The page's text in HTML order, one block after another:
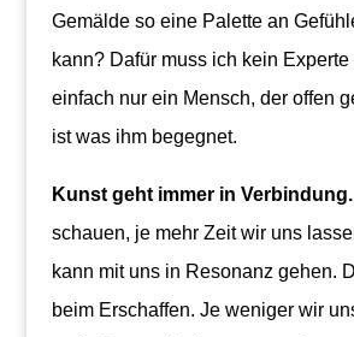
Gemälde so eine Palette an
kann? Dafür muss ich kein
einfach nur ein Mensch, der offen
ist was ihm begegnet.
Kunst geht immer in Verbindung.
schauen, je mehr Zeit wir uns
kann mit uns in Resonanz gehen.
beim Erschaffen. Je weniger wir